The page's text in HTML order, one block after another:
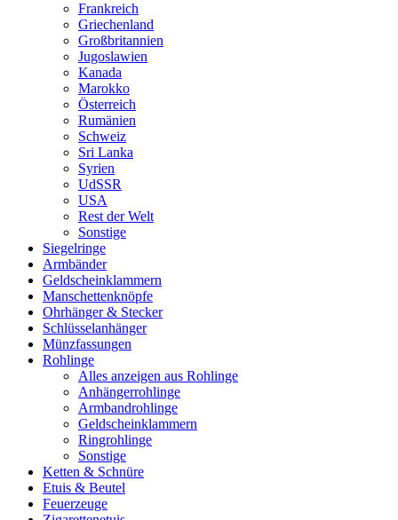
Frankreich
Griechenland
Großbritannien
Jugoslawien
Kanada
Marokko
Österreich
Rumänien
Schweiz
Sri Lanka
Syrien
UdSSR
USA
Rest der Welt
Sonstige
Siegelringe
Armbänder
Geldscheinklammern
Manschettenknöpfe
Ohrhänger & Stecker
Schlüsselanhänger
Münzfassungen
Rohlinge
Alles anzeigen aus Rohlinge
Anhängerrohlinge
Armbandrohlinge
Geldscheinklammern
Ringrohlinge
Sonstige
Ketten & Schnüre
Etuis & Beutel
Feuerzeuge